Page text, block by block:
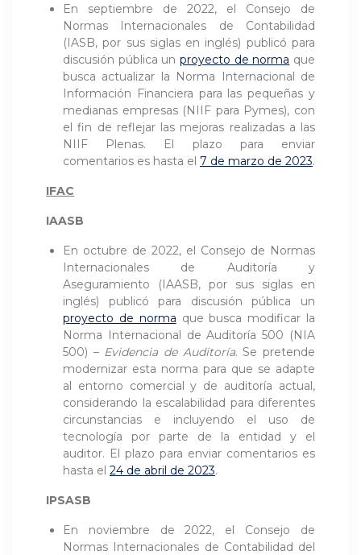
En septiembre de 2022, el Consejo de
Normas Internacionales de Contabilidad
(IASB, por sus siglas en inglés) publicó para
discusión pública un proyecto de norma que
busca actualizar la Norma Internacional de
Información Financiera para las pequeñas y
medianas empresas (NIIF para Pymes), con
el fin de reflejar las mejoras realizadas a las
NIIF Plenas. El plazo para enviar
comentarios es hasta el 7 de marzo de 2023.
IFAC
IAASB
En octubre de 2022, el Consejo de Normas
Internacionales de Auditoría y
Aseguramiento (IAASB, por sus siglas en
inglés) publicó para discusión pública un
proyecto de norma que busca modificar la
Norma Internacional de Auditoría 500 (NIA
500) – Evidencia de Auditoría. Se pretende
modernizar esta norma para que se adapte
al entorno comercial y de auditoría actual,
considerando la escalabilidad para diferentes
circunstancias e incluyendo el uso de
tecnología por parte de la entidad y el
auditor. El plazo para enviar comentarios es
hasta el 24 de abril de 2023.
IPSASB
En noviembre de 2022, el Consejo de
Normas Internacionales de Contabilidad del